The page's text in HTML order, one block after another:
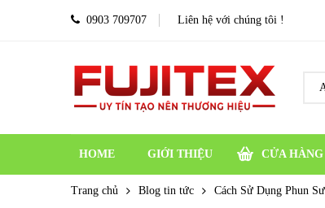
0903 709707 Liên hệ với chúng tôi !
HOME GIỚI THIỆU CỬA HÀNG
Trang chủ Blog tin tức Cách Sử Dụng Phun